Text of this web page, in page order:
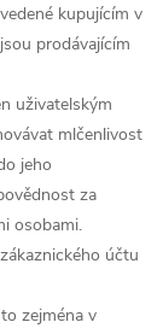
kupujícím v
prodávajícím
uživatelským
mlčenlivost
jeho
za
osobami.
účtu
zejména v